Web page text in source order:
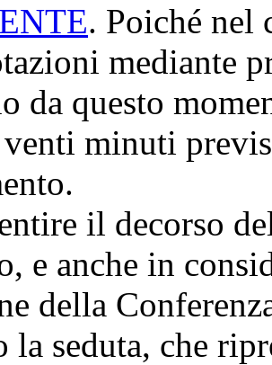
. Poiché nel
mediante
da questo
venti minuti
il decorso
e anche in
della
la seduta, che